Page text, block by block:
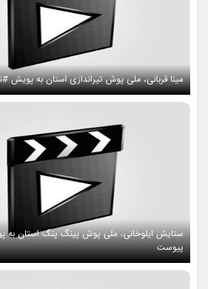
مینا قربانی، ملی پوش تیراندازی استان به پویش
ستایش ایلوخانی، ملی پوش پینگ پنگ استان به
پیوست